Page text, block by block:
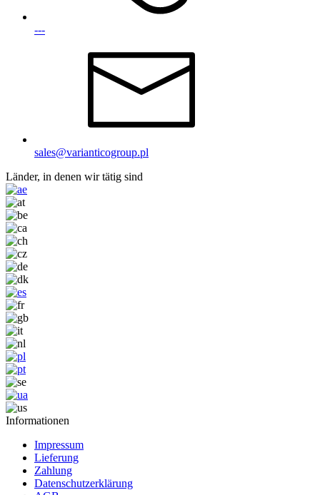
---
sales@varianticogroup.pl
Länder, in denen wir tätig sind
Informationen
Impressum
Lieferung
Zahlung
Datenschutzerklärung